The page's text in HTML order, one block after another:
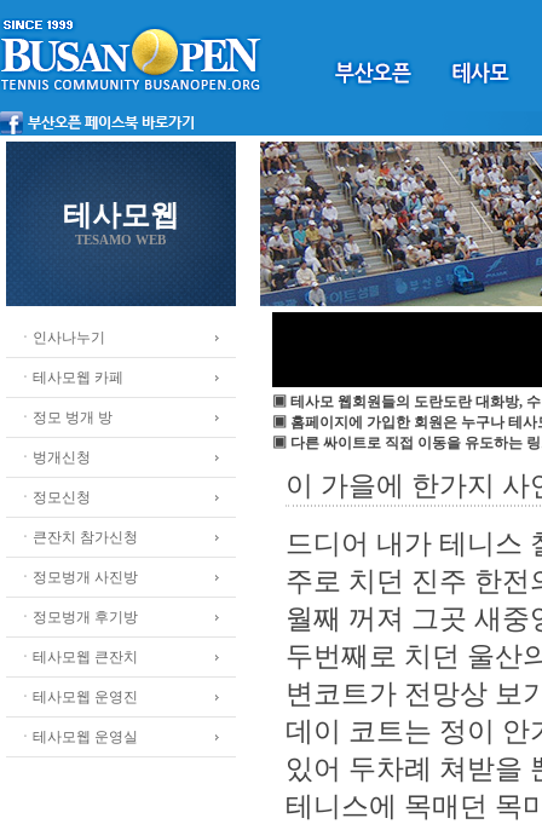
테사모웹
TESAMO WEB
ㆍ인사나누기
ㆍ테사모웹 카페
ㆍ정모 벙개 방
ㆍ벙개신청
ㆍ정모신청
ㆍ큰잔치 참가신청
ㆍ정모벙개 사진방
ㆍ정모벙개 후기방
ㆍ테사모웹 큰잔치
ㆍ테사모웹 운영진
ㆍ테사모웹 운영실
▣ 테사모 웹회원들의 도란도란 대화방,
▣ 홈페이지에 가입한 회원은 누구나 테사
▣ 다른 싸이트로 직접 이동을 유도하는
이 가을에 한가지 사
드디어 내가 테니스
주로 치던 진주 한전
월째 꺼져 그곳 새
두번째로 치던 울산
변코트가 전망상 보
데이 코트는 정이
있어 두차례 쳐받을
테니스에 목매던 목